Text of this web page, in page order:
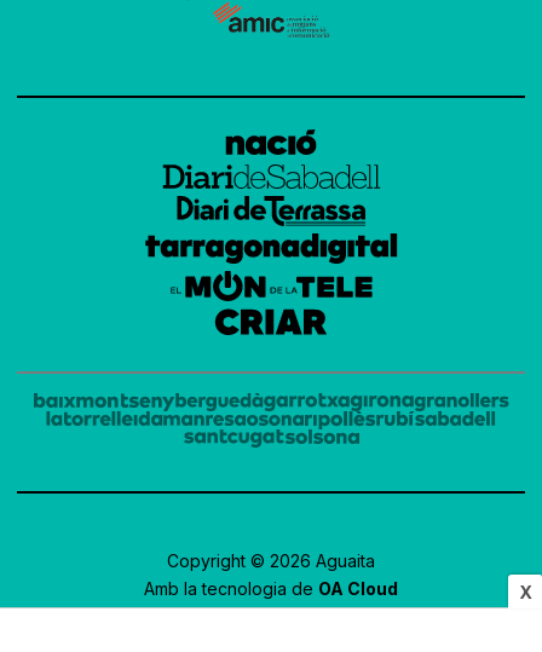
X
Copyright © 2026 Aguaita
Amb la tecnologia de OA Cloud